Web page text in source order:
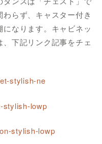
らず、キャスター付き
なります。キャビネッ
下記リンク記事をチェ
stylish-ne
stylish-lowp
stylish-lowp